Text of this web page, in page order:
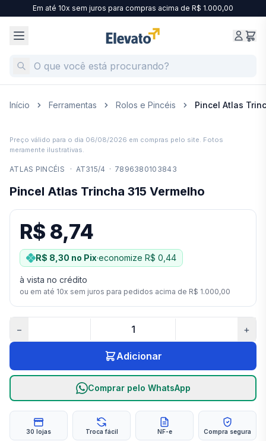
Em até 10x sem juros para compras acima de R$ 1.000,00
Início Ferramentas Rolos e Pincéis Pincel Atlas
Preço válido para o dia 06/08/2026 em compras pelo site. Fotos
meramente ilustrativas.
ATLAS PINCÉIS · AT315/4 · 7896380103843
Pincel Atlas Trincha 315 Vermelho
R$ 8,74
R$ 8,30 no Pix·economize R$ 0,44
à vista no crédito
ou em até 10x sem juros para pedidos acima de R$ 1.000,00
− +
Adicionar
Comprar pelo WhatsApp
30 lojas Troca fácil NF-e Compra segura